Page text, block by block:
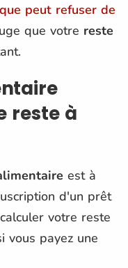
peut refuser de
que votre reste
reste à
est à
d'un prêt
votre reste
vous payez une